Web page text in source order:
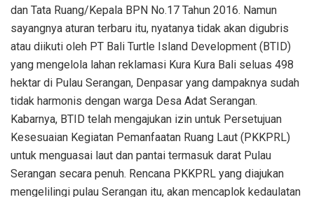
dan Tata Ruang/Kepala BPN No.17 Tahun 2016. Namun
sayangnya aturan terbaru itu, nyatanya tidak akan digubris
atau diikuti oleh PT Bali Turtle Island Development (BTID)
yang mengelola lahan reklamasi Kura Kura Bali seluas 498
hektar di Pulau Serangan, Denpasar yang dampaknya sudah
tidak harmonis dengan warga Desa Adat Serangan.
Kabarnya, BTID telah mengajukan izin untuk Persetujuan
Kesesuaian Kegiatan Pemanfaatan Ruang Laut (PKKPRL)
untuk menguasai laut dan pantai termasuk darat Pulau
Serangan secara penuh. Rencana PKKPRL yang diajukan
mengelilingi pulau Serangan itu, akan mencaplok kedaulatan